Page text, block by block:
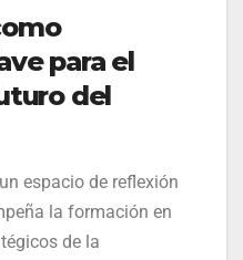
para el
del
espacio de reflexión
la formación en
de la